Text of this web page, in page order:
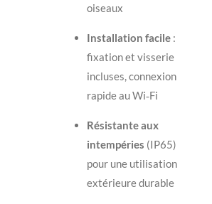
oiseaux
Installation facile:
fixation et visserie
incluses, connexion
rapide au Wi‑Fi
Résistante aux
intempéries (IP65)
pour une utilisation
extérieure durable